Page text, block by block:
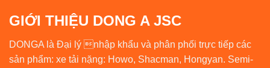
GIỚI THIỆU DONG A JSC
DONGA là Đại lý nhập khẩu và phân phối trực tiếp các
sản phẩm: xe tải nặng: Howo, Shacman, Hongyan. Semi-